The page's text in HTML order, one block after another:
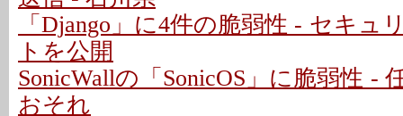
「Django」に4件の脆弱性 - セキュ
トを公開
SonicWallの「SonicOS」に脆弱性 -
おそれ